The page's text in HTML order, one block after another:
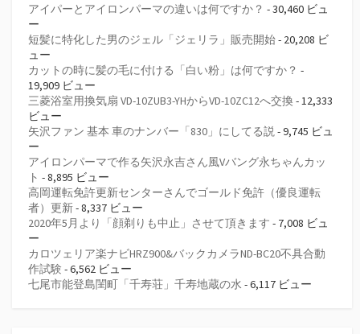
アイパーとアイロンパーマの違いは何ですか？ - 30,460 ビュ
ー
短髪に特化した男のジェル「ジェリラ」販売開始- 20,208 ビ
ュー
カットの時に髪の毛に付ける「白い粉」は何ですか？ -
19,909 ビュー
三菱浴室用換気扇 VD-10ZUB3-YHからVD-10ZC12へ交換 - 12,333
ビュー
矢沢ファン 基本 車のナンバー「830」にしてる説- 9,745 ビュ
ー
アイロンパーマで作る矢沢永吉さん風Vバング永ちゃんカッ
ト - 8,895 ビュー
高岡運転免許更新センターさんでゴールド免許（優良運転
者）更新- 8,337 ビュー
2020年5月より「顔剃りも中止」させて頂きます - 7,008 ビュ
ー
カロツェリア楽ナビHRZ900&バックカメラND-BC20不具合動
作試験 - 6,562 ビュー
七尾市能登島閨町「千寿荘」千寿地蔵の水 - 6,117 ビュー